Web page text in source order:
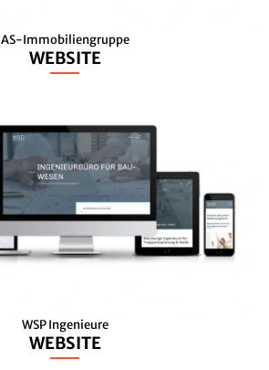
AS-Immobiliengruppe
WEBSITE
WSP Ingenieure
WEBSITE